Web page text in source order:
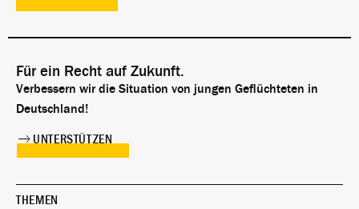
Für ein Recht auf Zukunft.
Verbessern wir die Situation von jungen Geflüchteten in
Deutschland!
UNTERSTÜTZEN
THEMEN